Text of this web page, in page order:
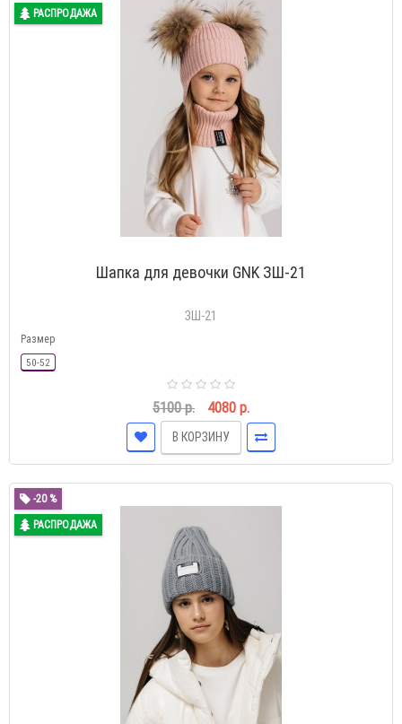
РАСПРОДАЖА
Шапка для девочки GNK ЗШ-21
ЗШ-21
Размер
50-52
5100 р. 4080 р.
В КОРЗИНУ
-20 %
РАСПРОДАЖА